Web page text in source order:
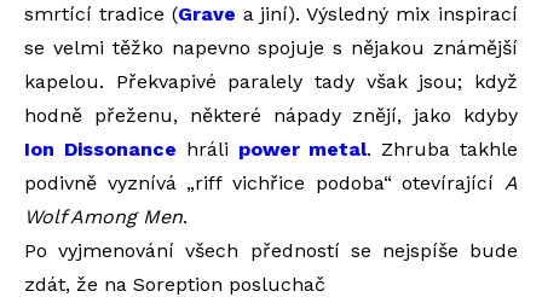
smrtící tradice (Grave a jiní). Výsledný mix inspirací
se velmi těžko napevno spojuje s nějakou známější
kapelou. Překvapivé paralely tady však jsou; když
hodně přeženu, některé nápady znějí, jako kdyby
Ion Dissonance hráli power metal. Zhruba takhle
podivně vyznívá „riff vichřice podoba“ otevírající A
Wolf Among Men.
Po vyjmenování všech předností se nejspíše bude
zdát, že na Soreption posluchač